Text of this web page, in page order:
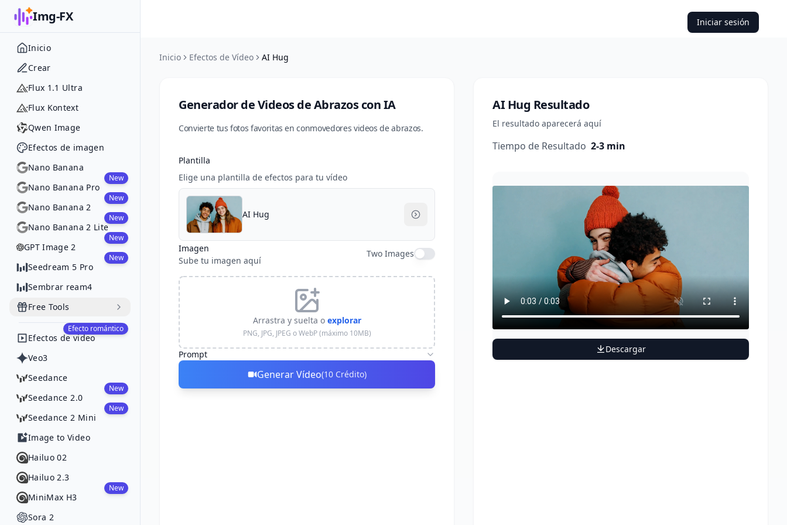
Img-FX
Inicio
Crear
Flux 1.1 Ultra
Flux Kontext
Qwen Image
Efectos de imagen
Nano Banana
Nano Banana Pro
New
Nano Banana 2
New
Nano Banana 2 Lite
New
GPT Image 2
New
Seedream 5 Pro
New
Sembrar ream4
Free Tools
Efectos de video
Efecto romántico
Veo3
Seedance
Seedance 2.0
New
Seedance 2 Mini
New
Image to Video
Hailuo 02
Hailuo 2.3
MiniMax H3
New
Sora 2
Iniciar sesión
Inicio Efectos de Vídeo AI Hug
Generador de Videos de Abrazos con IA
Convierte tus fotos favoritas en conmovedores videos de abrazos.
Plantilla
Elige una plantilla de efectos para tu vídeo
AI Hug
Imagen
Sube tu imagen aquí
Two Images
Arrastra y suelta o explorar
PNG, JPG, JPEG o WebP (máximo 10MB)
Prompt
Generar Vídeo(10 Crédito)
AI Hug Resultado
El resultado aparecerá aquí
Tiempo de Resultado 2-3 min
Descargar